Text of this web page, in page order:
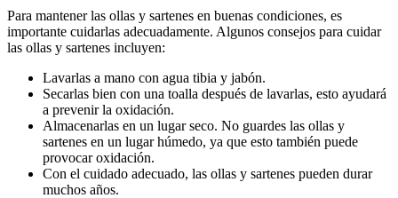
Para mantener las ollas y sartenes en buenas condiciones, es
importante cuidarlas adecuadamente. Algunos consejos para cuidar
las ollas y sartenes incluyen:
Lavarlas a mano con agua tibia y jabón.
Secarlas bien con una toalla después de lavarlas, esto ayudará
a prevenir la oxidación.
Almacenarlas en un lugar seco. No guardes las ollas y
sartenes en un lugar húmedo, ya que esto también puede
provocar oxidación.
Con el cuidado adecuado, las ollas y sartenes pueden durar
muchos años.